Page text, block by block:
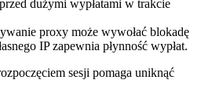
dużymi wypłatami w trakcie
proxy może wywołać blokadę
IP zapewnia płynność wypłat.
sesji pomaga uniknąć